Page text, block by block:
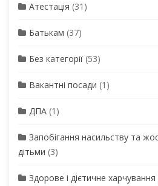
Атестація (31)
Батькам (37)
Без категорії (53)
Вакантні посади (1)
ДПА (1)
Запобігання насильству та
дітьми (3)
Здорове і дієтичне харчування